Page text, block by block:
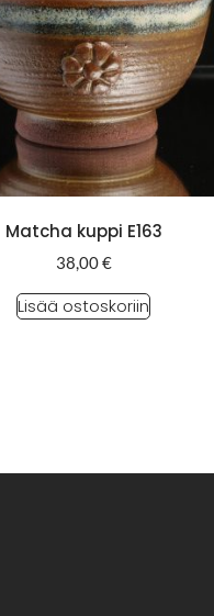
Matcha kuppi E163
38,00€
Lisää ostoskoriin